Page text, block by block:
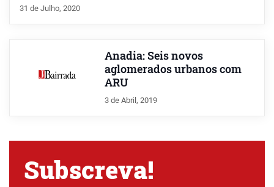
31 de Julho, 2020
Anadia: Seis novos
aglomerados urbanos com
ARU
3 de Abril, 2019
Subscreva!